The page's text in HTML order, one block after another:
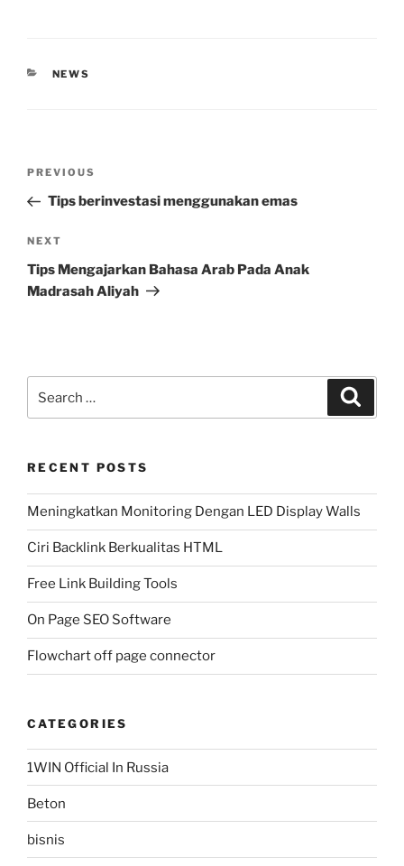
CATEGORIES
NEWS
Previous
Post
PREVIOUS
Tips berinvestasi menggunakan emas
Next
Post
NEXT
Tips Mengajarkan Bahasa Arab Pada Anak
Madrasah Aliyah
RECENT POSTS
Meningkatkan Monitoring Dengan LED Display Walls
Ciri Backlink Berkualitas HTML
Free Link Building Tools
On Page SEO Software
Flowchart off page connector
CATEGORIES
1WIN Official In Russia
Beton
bisnis